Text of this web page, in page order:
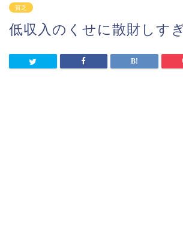
貧乏
低収入のくせに散財しす